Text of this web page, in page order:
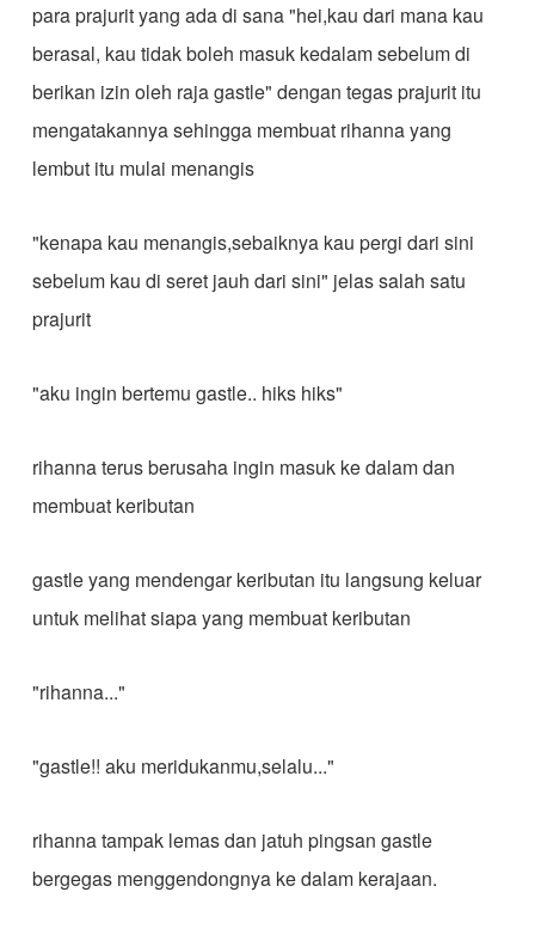
para prajurit yang ada di sana "hei,kau dari mana kau
berasal, kau tidak boleh masuk kedalam sebelum di
berikan izin oleh raja gastle" dengan tegas prajurit itu
mengatakannya sehingga membuat rihanna yang
lembut itu mulai menangis
"kenapa kau menangis,sebaiknya kau pergi dari sini
sebelum kau di seret jauh dari sini" jelas salah satu
prajurit
"aku ingin bertemu gastle.. hiks hiks"
rihanna terus berusaha ingin masuk ke dalam dan
membuat keributan
gastle yang mendengar keributan itu langsung keluar
untuk melihat siapa yang membuat keributan
"rihanna..."
"gastle!! aku meridukanmu,selalu..."
rihanna tampak lemas dan jatuh pingsan gastle
bergegas menggendongnya ke dalam kerajaan.